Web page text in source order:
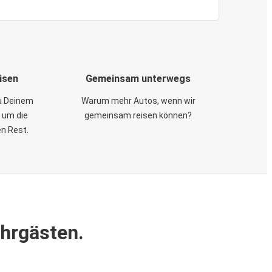
Deinem
die
Rest.
Gemeinsam unterwegs
Warum mehr Autos, wenn wir
gemeinsam reisen können?